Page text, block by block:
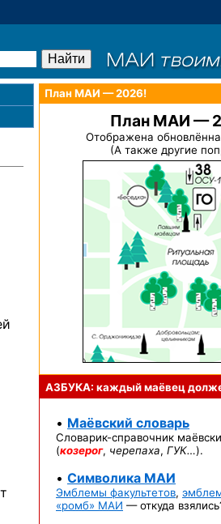
План МАИ — 2026!
План МАИ —
Отображена
(А также другие
АЗБУКА: каждый маёвец
• Маёвский словарь
Словарик-справочник
(козерог, черепаха, ГУК…).
• Символика МАИ
Эмблемы факультетов,
«ромб» МАИ — откуда